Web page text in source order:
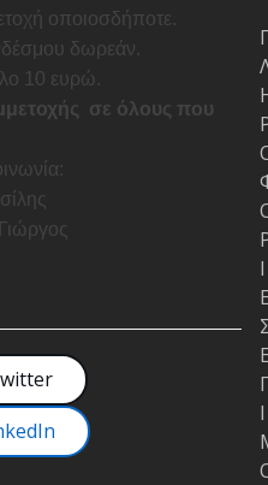
οποιοσδήποτε.
δωρεάν.
10 ευρώ.
σε όλους που
Ι
Ι